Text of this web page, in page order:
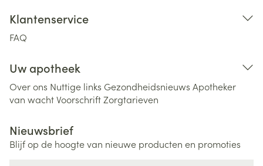
Klantenservice
FAQ
Uw apotheek
Over ons Nuttige links Gezondheidsnieuws Apotheker
van wachtVoorschriftZorgtarieven
Nieuwsbrief
Blijf op de hoogte van nieuwe producten en promoties